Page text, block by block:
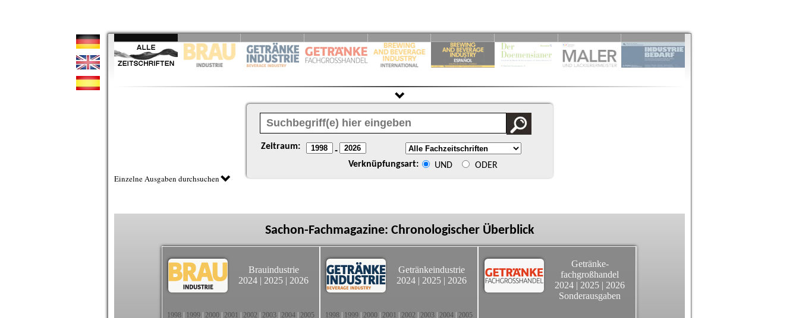
Zeitraum: -
Verknüpfungsart: UND ODER
Einzelne Ausgaben durchsuchen
Sachon-Fachmagazine: Chronologischer Überblick
Brauindustrie
2024 | 2025 | 2026
1998 1999 2000 2001 2002 2003 2004 2005
Getränkeindustrie
2024 | 2025 | 2026
1998 1999 2000 2001 2002 2003 2004 2005
Getränke-
fachgroßhandel
2024 | 2025 | 2026
Sonderausgaben